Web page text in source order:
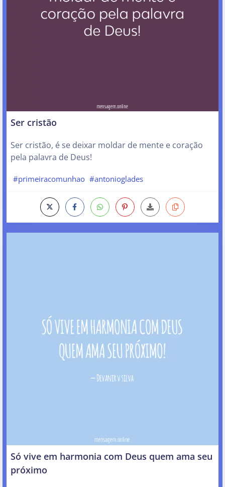
Ser cristão
Ser cristão, é se deixar moldar de mente e coração
pela palavra de Deus!
#primeiracomunhao #antonioglades
Só vive em harmonia com Deus quem ama seu
próximo